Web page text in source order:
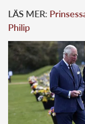
LÄS MER:
Philip